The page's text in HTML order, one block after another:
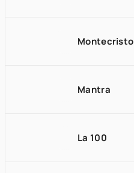
Montecristo
Mantra
La 100